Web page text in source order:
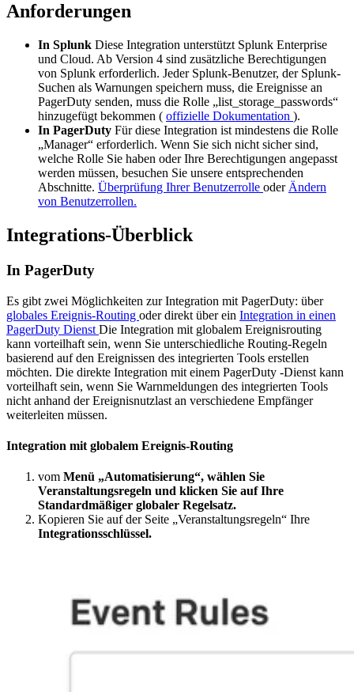
Anforderungen
In Splunk Diese Integration unterstützt Splunk Enterprise
und Cloud. Ab Version 4 sind zusätzliche Berechtigungen
von Splunk erforderlich. Jeder Splunk-Benutzer, der Splunk-
Suchen als Warnungen speichern muss, die Ereignisse an
PagerDuty senden, muss die Rolle „list_storage_passwords“
hinzugefügt bekommen ( offizielle Dokumentation ).
In PagerDuty Für diese Integration ist mindestens die Rolle
„Manager“ erforderlich. Wenn Sie sich nicht sicher sind,
welche Rolle Sie haben oder Ihre Berechtigungen angepasst
werden müssen, besuchen Sie unsere entsprechenden
Abschnitte. Überprüfung Ihrer Benutzerrolle oder Ändern
von Benutzerrollen.
Integrations-Überblick
In PagerDuty
Es gibt zwei Möglichkeiten zur Integration mit PagerDuty: über
globales Ereignis-Routing oder direkt über ein Integration in einen
PagerDuty Dienst Die Integration mit globalem Ereignisrouting
kann vorteilhaft sein, wenn Sie unterschiedliche Routing-Regeln
basierend auf den Ereignissen des integrierten Tools erstellen
möchten. Die direkte Integration mit einem PagerDuty -Dienst kann
vorteilhaft sein, wenn Sie Warnmeldungen des integrierten Tools
nicht anhand der Ereignisnutzlast an verschiedene Empfänger
weiterleiten müssen.
Integration mit globalem Ereignis-Routing
vom Menü „Automatisierung“, wählen Sie
Veranstaltungsregeln und klicken Sie auf Ihre
Standardmäßiger globaler Regelsatz.
Kopieren Sie auf der Seite „Veranstaltungsregeln“ Ihre
Integrationsschlüssel.